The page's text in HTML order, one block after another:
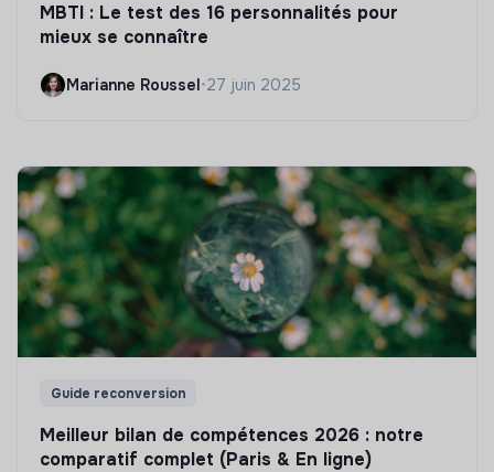
MBTI : Le test des 16 personnalités pour
mieux se connaître
Marianne Roussel•27 juin 2025
Guide reconversion
Meilleur bilan de compétences 2026 : notre
comparatif complet (Paris & En ligne)